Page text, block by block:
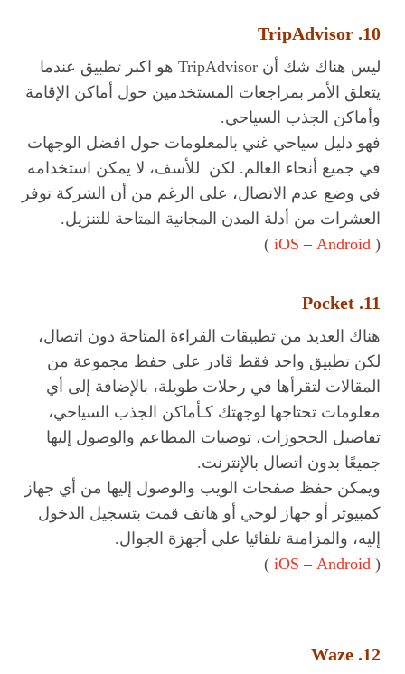
10. TripAdvisor
ليس هناك شك أن TripAdvisor هو اكبر تطبيق عندما
يتعلق الأمر بمراجعات المستخدمين حول أماكن الإقامة
وأماكن الجذب السياحي.
فهو دليل سياحي غني بالمعلومات حول افضل الوجهات
في جميع أنحاء العالم. لكن للأسف، لا يمكن استخدامه
في وضع عدم الاتصال، على الرغم من أن الشركة توفر
العشرات من أدلة المدن المجانية المتاحة للتنزيل.
(
iOS – Android
)
11. Pocket
هناك العديد من تطبيقات القراءة المتاحة دون اتصال،
لكن تطبيق واحد فقط قادر على حفظ مجموعة من
المقالات لتقرأها في رحلات طويلة، بالإضافة إلى أي
معلومات تحتاجها لوجهتك كـأماكن الجذب السياحي،
تفاصيل الحجوزات، توصيات المطاعم والوصول إليها
جميعًا بدون اتصال بالإنترنت.
ويمكن حفظ صفحات الويب والوصول إليها من أي جهاز
كمبيوتر أو جهاز لوحي أو هاتف قمت بتسجيل الدخول
إليه، والمزامنة تلقائيا على أجهزة الجوال.
(
iOS – Android
)
12. Waze